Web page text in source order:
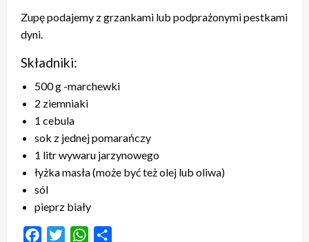
Zupę podajemy z grzankami lub podprażonymi pestkami
dyni.
Składniki:
500g -marchewki
2 ziemniaki
1 cebula
sok z jednej pomarańczy
1 litr wywaru jarzynowego
łyżka masła (może być też olej lub oliwa)
sól
pieprz biały
FacebookTwitterWhatsApp